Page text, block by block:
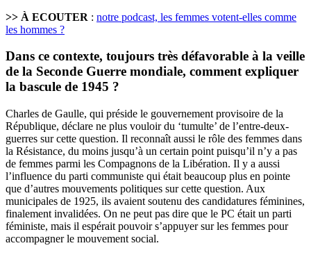
>> À ECOUTER : notre podcast, les femmes votent-elles comme
les hommes ?
Dans ce contexte, toujours très défavorable à la veille
de la Seconde Guerre mondiale, comment expliquer
la bascule de 1945 ?
Charles de Gaulle, qui préside le gouvernement provisoire de la
République, déclare ne plus vouloir du ‘tumulte’ de l’entre-deux-
guerres sur cette question. Il reconnaît aussi le rôle des femmes dans
la Résistance, du moins jusqu’à un certain point puisqu’il n’y a pas
de femmes parmi les Compagnons de la Libération. Il y a aussi
l’influence du parti communiste qui était beaucoup plus en pointe
que d’autres mouvements politiques sur cette question. Aux
municipales de 1925, ils avaient soutenu des candidatures féminines,
finalement invalidées. On ne peut pas dire que le PC était un parti
féministe, mais il espérait pouvoir s’appuyer sur les femmes pour
accompagner le mouvement social.